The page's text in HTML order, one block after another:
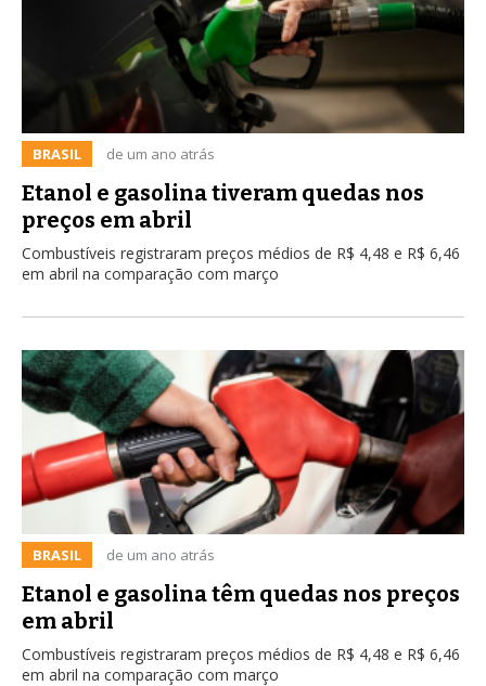
BRASIL de um ano atrás
Etanol e gasolina tiveram quedas nos
preços em abril
Combustíveis registraram preços médios de R$ 4,48 e R$ 6,46
em abril na comparação com março
BRASIL de um ano atrás
Etanol e gasolina têm quedas nos preços
em abril
Combustíveis registraram preços médios de R$ 4,48 e R$ 6,46
em abril na comparação com março